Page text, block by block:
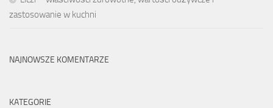
zastosowanie w kuchni
NAJNOWSZE KOMENTARZE
KATEGORIE